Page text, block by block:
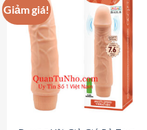
Giảm giá!